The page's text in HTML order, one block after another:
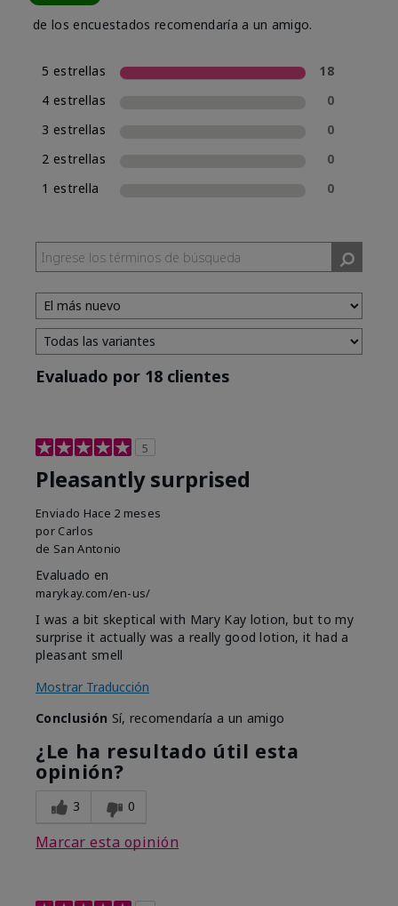
de los encuestados recomendaría a un amigo.
5 estrellas
18
4 estrellas
0
3 estrellas
0
2 estrellas
0
1 estrella
0
Evaluado por 18 clientes
5
Pleasantly surprised
Enviado Hace 2 meses
por Carlos
de San Antonio
Evaluado en
marykay.com/en-us/
I was a bit skeptical with Mary Kay lotion, but to my
surprise it actually was a really good lotion, it had a
pleasant smell
Mostrar Traducción
Conclusión Sí, recomendaría a un amigo
¿Le ha resultado útil esta
opinión?
3 0
Marcar esta opinión